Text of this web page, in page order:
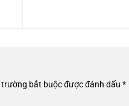
trường bắt buộc được đánh dấu *